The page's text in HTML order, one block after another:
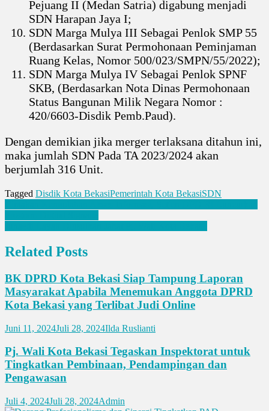
Pejuang II (Medan Satria) digabung menjadi
SDN Harapan Jaya I;
SDN Marga Mulya III Sebagai Penlok SMP 55
(Berdasarkan Surat Permohonaan Peminjaman
Ruang Kelas, Nomor 500/023/SMPN/55/2022);
SDN Marga Mulya IV Sebagai Penlok SPNF
SKB, (Berdasarkan Nota Dinas Permohonaan
Status Bangunan Milik Negara Nomor :
420/6603-Disdik Pemb.Paud).
Dengan demikian jika merger terlaksana ditahun ini,
maka jumlah SDN Pada TA 2023/2024 akan
berjumlah 316 Unit.
Tagged Disdik Kota BekasiPemerintah Kota BekasiSDN
Navigasi
pos
Related Posts
BK DPRD Kota Bekasi Siap Tampung Laporan
Masyarakat Apabila Menemukan Anggota DPRD
Kota Bekasi yang Terlibat Judi Online
Juni 11, 2024Juli 28, 2024Ilda Ruslianti
Pj. Wali Kota Bekasi Tegaskan Inspektorat untuk
Tingkatkan Pembinaan, Pendampingan dan
Pengawasan
Juli 4, 2024Juli 28, 2024Admin